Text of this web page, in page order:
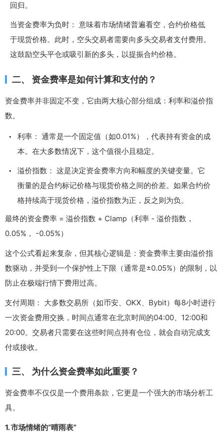
回归。
当资金费率为负时： 意味着市场情绪普遍看空，合约价格低
于现货价格。此时，空头交易者需要向多头交易者支付费用。
这鼓励空头平仓或吸引新的多头，以提振合约价格。
二、 资金费率是如何计算和支付的？
资金费率并非固定不变，它由两大核心部分组成：利率和溢价指
数。
利率： 通常是一个固定值（如0.01%），代表持有资金的成
本。在大多数情况下，这个值很小且稳定。
溢价指数： 这是决定资金费率方向和幅度的关键变量。它
衡量的是合约标记价格与现货价格之间的价差。如果合约价
格持续高于现货价格，溢价指数为正，反之则为负。
最终的资金费率 = 溢价指数 + Clamp（利率 - 溢价指数，
0.05%， -0.05%）
这个公式看起来复杂，但其核心逻辑是：资金费率主要由溢价指
数驱动，并受到一个保护性上下限（通常是±0.05%）的限制，以
防止在极端行情下费用过高。
支付周期： 大多数交易所（如币安、OKX、Bybit）每8小时进行
一次资金费用交换，时间点通常在北京时间的04:00、12:00和
20:00。交易者只需要在这些时间点持有仓位，就会自动完成支
付或接收。
三、 为什么资金费率如此重要？
资金费率不仅仅是一个费用条款，它更是一个强大的市场分析工
具。
1. 市场情绪的“晴雨表”